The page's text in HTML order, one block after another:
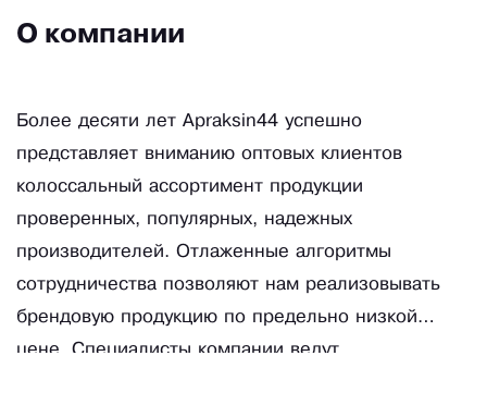
О компании
Более десяти лет Apraksin44 успешно
представляет вниманию оптовых клиентов
колоссальный ассортимент продукции
проверенных, популярных, надежных
производителей. Отлаженные алгоритмы
сотрудничества позволяют нам реализовывать
брендовую продукцию по предельно низкой
цене. Специалисты компании ведут